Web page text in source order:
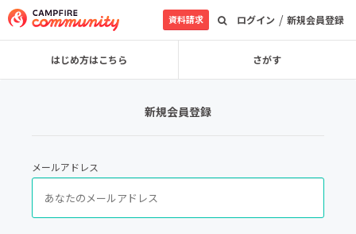
ログイン / 新規会員登録
資料請求
はじめ方はこちら さがす
新規会員登録
メールアドレス